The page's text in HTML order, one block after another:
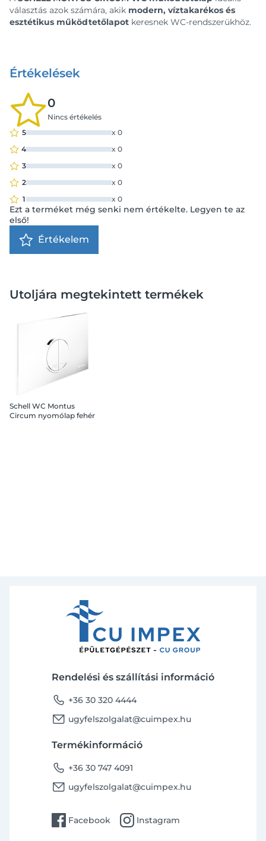
választás azok számára, akik modern, víztakarékos és
esztétikus működtetőlapot keresnek WC-rendszerükhöz.
Értékelések
0
Nincs értékelés
5
x 0
4
x 0
3
x 0
2
x 0
1
x 0
Ezt a terméket még senki nem értékelte. Legyen te az
első!
Értékelem
Utoljára megtekintett termékek
Schell WC Montus
Circum nyomólap fehér
Rendelési és szállítási információ
phone +36 30 320 4444
email ugyfelszolgalat@cuimpex.hu
Termékinformáció
phone +36 30 747 4091
email ugyfelszolgalat@cuimpex.hu
facebook Facebook instagram Instagram